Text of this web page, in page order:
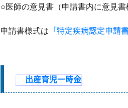
○医師の意見書（申請書内に意見
申請書様式は 「特定疾病認定申
出産育児一時金